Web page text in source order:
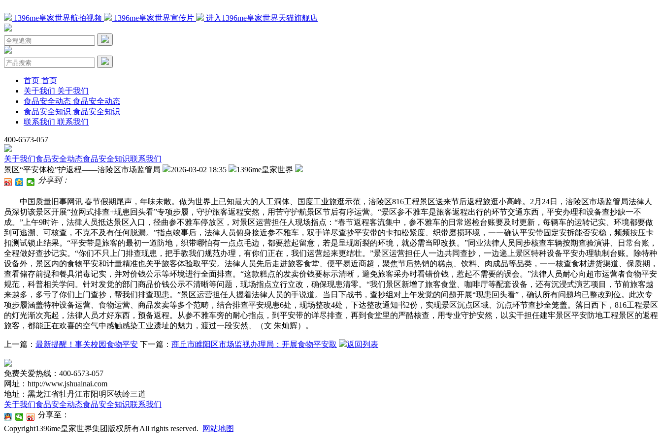
1396me皇家世界航拍视频 1396me皇家世界宣传片 进入1396me皇家世界天猫旗舰店
首页 首页
关于我们 关于我们
食品安全动态 食品安全动态
食品安全知识 食品安全知识
联系我们 联系我们
400-6573-057
关于我们食品安全动态食品安全知识联系我们
景区“平安体检”护返程——涪陵区市场监管局
2026-03-02 18:35
1396me皇家世界
分享到：
中国质量旧事网讯 春节假期尾声，年味未散。做为世界上已知最大的人工洞体、国度工业旅逛示范，涪陵区816工程景区送来节后返程旅逛小高峰。2月24日，涪陵区市场监管局法律人
员深切该景区开展“拉网式排查+现患回头看”专项步履，守护旅客返程安然，用苦守护航景区节后有序运营。“景区参不雅车是旅客返程出行的环节交通东西，平安办理和设备查抄缺一不
成。”上午9时许，法律人员抵达景区入口，径曲参不雅车停放区，对景区运营担任人现场指点：“春节返程客流集中，参不雅车的日常巡检台账要及时更新，每辆车的运转记实、环境都要做
到可逃溯、可核查，不克不及有任何脱漏。”指点竣事后，法律人员俯身接近参不雅车，双手详尽查抄平安带的卡扣松紧度、织带磨损环境，一一确认平安带固定安拆能否安稳，频频按压卡
扣测试锁止结果。“平安带是旅客的最初一道防地，织带哪怕有一点点毛边，都要惹起留意，若是呈现断裂的环境，就必需当即改换。”同业法律人员同步核查车辆按期查验演讲、日常台账，
全程做好查抄记实。“你们不只上门排查现患，把手教我们规范办理，有你们正在，我们运营起来更结壮。”景区运营担任人一边共同查抄，一边递上景区特种设备平安办理轨制台账。除特种
设备外，景区内的食物平安和计量精准也关乎旅客体验取平安。法律人员先后走进旅客食堂、便平易近商超，聚焦节后热销的糕点、饮料、肉成品等品类，一一核查食材进货渠道、保质期，
查看储存前提和餐具消毒记实，并对价钱公示等环境进行全面排查。“这款糕点的发卖价钱要标示清晰，避免旅客采办时看错价钱，惹起不需要的误会。”法律人员耐心向超市运营者食物平安
规范，科普相关学问。针对发觉的部门商品价钱公示不清晰等问题，现场指点立行立改，确保现患清零。“我们景区新增了旅客食堂、咖啡厅等配套设备，还有沉浸式演艺项目，节前旅客越
来越多，多亏了你们上门查抄，帮我们排查现患。”景区运营担任人握着法律人员的手说道。当日下战书，查抄组对上午发觉的问题开展“现患回头看”，确认所有问题均已整改到位。此次专
项步履涵盖特种设备运营、食物运营、商品发卖等多个范畴，结合排查平安现患6处，现场整改4处，下达整改通知书2份，实现景区沉点区域、沉点环节查抄全笼盖。落日西下，816工程景区
的灯光渐次亮起，法律人员才好东西，预备返程。从参不雅车旁的耐心指点，到平安带的详尽排查，再到食堂里的严酷核查，用专业守护安然，以实干担任建牢景区平安防地工程景区的返程
旅客，都能正在欢喜的空气中感触感染工业遗址的魅力，渡过一段安然、（文 朱灿辉）。
上一篇： 最新提醒！事关校园食物平安 下一篇： 商丘市睢阳区市场监视办理局：开展食物平安取 返回列表
免费关爱热线：400-6573-057
网址：http://www.jshuainai.com
地址：黑龙江省牡丹江市阳明区铁岭三道
关于我们食品安全动态食品安全知识联系我们
分享至：
Copyright1396me皇家世界集团版权所有All rights reserved.
网站地图